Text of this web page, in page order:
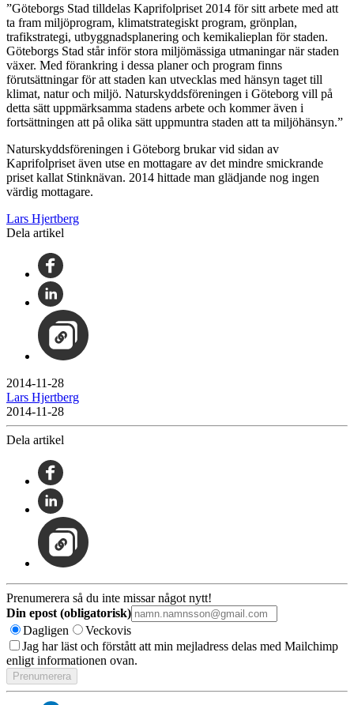
”Göteborgs Stad tilldelas Kaprifolpriset 2014 för sitt arbete med att
ta fram miljöprogram, klimatstrategiskt program, grönplan,
trafikstrategi, utbyggnadsplanering och kemikalieplan för staden.
Göteborgs Stad står inför stora miljömässiga utmaningar när staden
växer. Med förankring i dessa planer och program finns
förutsättningar för att staden kan utvecklas med hänsyn taget till
klimat, natur och miljö. Naturskyddsföreningen i Göteborg vill på
detta sätt uppmärksamma stadens arbete och kommer även i
fortsättningen att på olika sätt uppmuntra staden att ta miljöhänsyn.”
Naturskyddsföreningen i Göteborg brukar vid sidan av
Kaprifolpriset även utse en mottagare av det mindre smickrande
priset kallat Stinknävan. 2014 hittade man glädjande nog ingen
värdig mottagare.
Lars Hjertberg
Dela artikel
2014-11-28
Lars Hjertberg
2014-11-28
Dela artikel
Prenumerera så du inte missar något nytt!
Din epost (obligatorisk)
Dagligen
Veckovis
Jag har läst och förstått att min mejladress delas med Mailchimp
enligt informationen ovan.